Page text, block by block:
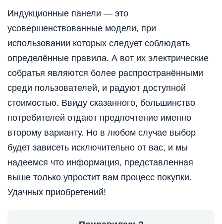
Индукционные панели — это
усовершенствованные модели, при
использовании которых следует соблюдать
определённые правила. А вот их электрические
собратья являются более распространёнными
среди пользователей, и радуют доступной
стоимостью. Ввиду сказанного, большинство
потребителей отдают предпочтение именно
второму варианту. Но в любом случае выбор
будет зависеть исключительно от вас, и мы
надеемся что информация, представленная
выше только упростит вам процесс покупки.
Удачных приобретений!